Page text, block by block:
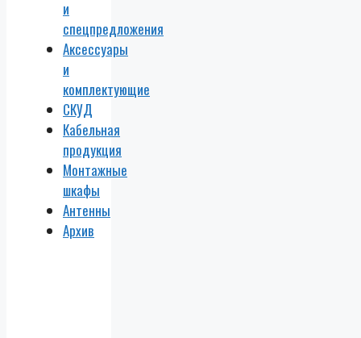
и
спецпредложения
Аксессуары
и
комплектующие
СКУД
Кабельная
продукция
Монтажные
шкафы
Антенны
Архив